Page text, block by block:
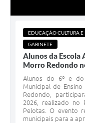
EDUCAÇÃO CULTURA E
GABINETE
Alunos da Escola
Morro Redondo
Alunos do 6º e
Municipal de
Redondo,
2026, realizado no
Pelotas. O evento
municipais para a